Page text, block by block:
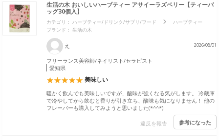
生活の木 おいしいハーブティー アサイーラズベリー【ティーバ
ッグ30個入】
カテゴリ： ハーブティー/ドリンク/サプリ/フード
ハーブティー
ブランド： 生活の木
え 2026/08/01
フリーランス美容師/ネイリスト/セラピスト
愛知県
美味しい
暖かく飲んでも美味しいですが、酸味が強くなる気がします。 冷蔵庫
で冷やしてから飲むと香りが引き立ち、酸味も気になりません！ 他の
フレーバーも購入してみようと思いました(*^^*)
違反を報告 参考になった